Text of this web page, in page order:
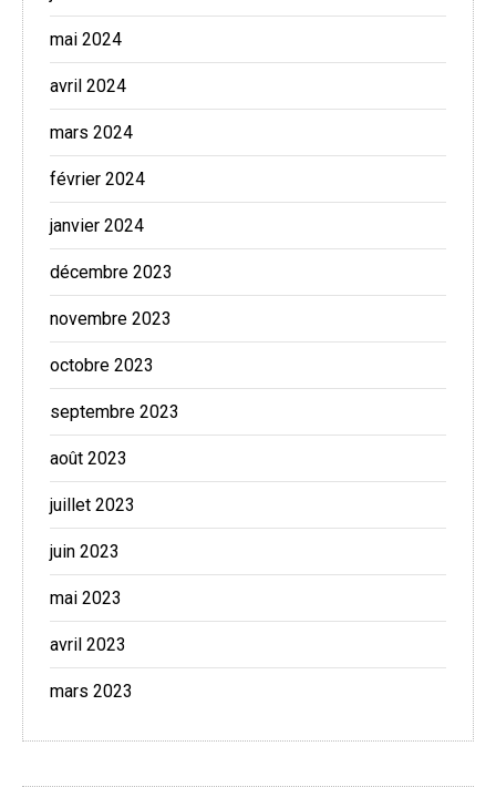
mai 2024
avril 2024
mars 2024
février 2024
janvier 2024
décembre 2023
novembre 2023
octobre 2023
septembre 2023
août 2023
juillet 2023
juin 2023
mai 2023
avril 2023
mars 2023